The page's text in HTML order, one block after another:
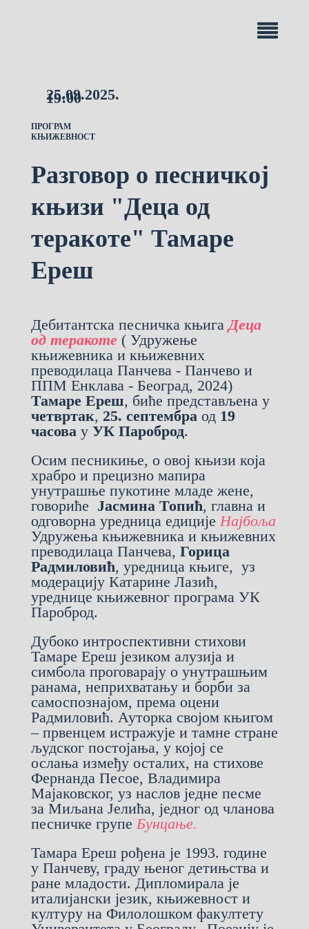
25.09.2025.
19:00
ПРОГРАМ
КЊИЖЕВНОСТ
Разговор о песничкој
књизи "Деца од
теракоте" Тамаре
Ереш
Дебитантска песничка књигаДеца
од теракоте( Удружење
књижевника и књижевних
преводилаца Панчева - Панчево и
ППМ Енклава - Београд, 2024)
Тамаре Ереш, биће представљена у
четвртак, 25. септембра од 19
часовау УК Пароброд.
Осим песникиње, о овој књизи која
храбро и прецизно мапира
унутрашње пукотине младе жене,
говориће Јасмина Топић, главна и
одговорна уредница едиције Најбоља
Удружења књижевника и књижевних
преводилаца Панчева, Горица
Радмиловић, уредница књиге, уз
модерацију Катарине Лазић,
уреднице књижевног програма УК
Пароброд.
Дубоко интроспективни стихови
Тамаре Ереш језиком алузија и
симбола проговарају о унутрашњим
ранама, неприхватању и борби за
самоспознајом, према оцени
Радмиловић. Ауторка својом књигом
– првенцем истражује и тамне стране
људског постојања, у којој се
ослања између осталих, на стихове
Фернанда Песое, Владимира
Мајаковског, уз наслов једне песме
за Миљана Јелића, једног од чланова
песничке групе Бунцање.
Тамара Ереш рођена је 1993. године
у Панчеву, граду њеног детињства и
ране младости. Дипломирала је
италијански језик, књижевност и
културу на Филолошком факултету